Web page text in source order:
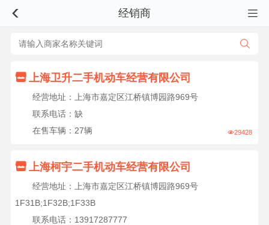
 经销商 

 上海卫升二手机动车经营有限公司
经营地址：上海市嘉定区江桥镇博园路969号
联系电话：缺
在售车辆：27辆
29428
 上海柯宇二手机动车经营有限公司
经营地址：上海市嘉定区江桥镇博园路969号
1F31B;1F32B;1F33B
联系电话：13917287777